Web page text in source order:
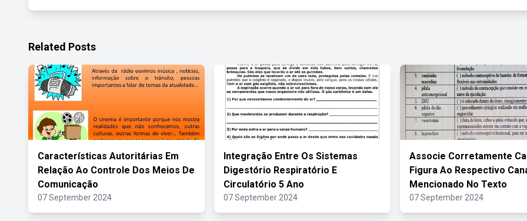
Related Posts
Características Autoritárias Em
Relação Ao Controle Dos Meios De
Comunicação
07 September 2024
Integração Entre Os Sistemas
Digestório Respiratório E
Circulatório 5 Ano
07 September 2024
Associe Corretamente
Figura Ao Respectivo
Mencionado No Texto
07 September 2024